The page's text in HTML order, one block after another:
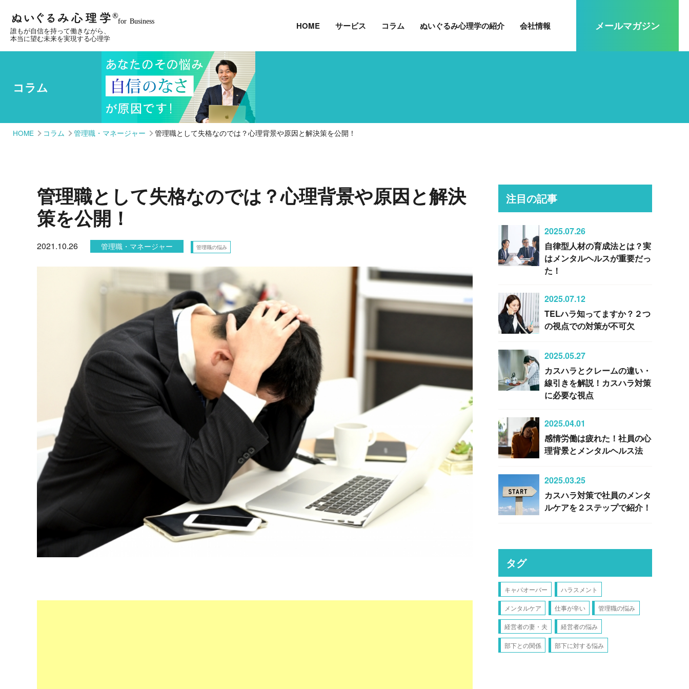
誰もが自信を持って働きながら、
本当に望む未来を実現する心理学
メールマガジン
HOME サービス コラム ぬいぐるみ心理学の紹介 会社情報
コラム
HOME コラム 管理職・マネージャー 管理職として失格なのでは？心理背景や原因と解決策を公開！
管理職として失格なのでは？心理背景や原因と解決
策を公開！
2021.10.26 管理職・マネージャー 管理職の悩み
注目の記事
2025.07.26
自律型人材の育成法とは？実
はメンタルヘルスが重要だっ
た！
2025.07.12
TELハラ知ってますか？２つ
の視点での対策が不可欠
2025.05.27
カスハラとクレームの違い・
線引きを解説！カスハラ対策
に必要な視点
2025.04.01
感情労働は疲れた！社員の心
理背景とメンタルヘルス法
2025.03.25
カスハラ対策で社員のメンタ
ルケアを２ステップで紹介！
タグ
キャパオーバー ハラスメント
メンタルケア 仕事が辛い 管理職の悩み
経営者の妻・夫 経営者の悩み
部下との関係 部下に対する悩み